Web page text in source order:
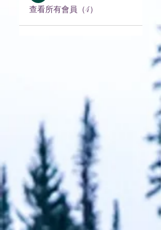
查看所有會員（4）